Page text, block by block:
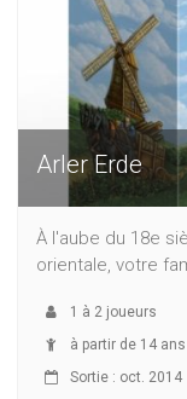
Arler Erde
À l'aube du 18e
orientale, votre
1 à 2 joueurs
à partir de 14 ans
Sortie : oct. 2014